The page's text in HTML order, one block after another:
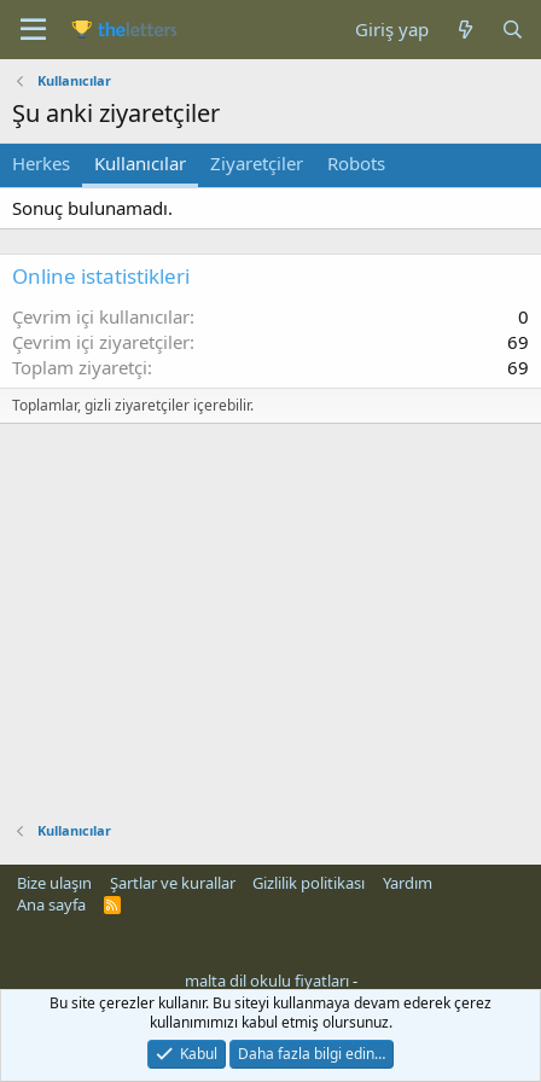
Giriş yap
Kullanıcılar
Şu anki ziyaretçiler
Herkes Kullanıcılar Ziyaretçiler
Robots
Sonuç bulunamadı.
Online istatistikleri
Çevrim içi kullanıcılar
0
Çevrim içi ziyaretçiler
69
Toplam ziyaretçi
69
Toplamlar, gizli ziyaretçiler içerebilir.
Kullanıcılar
Bize ulaşın Şartlar ve kurallar Gizlilik politikası
Yardım
Ana sayfa
R
malta dil okulu fiyatları-
Bu site çerezler kullanır. Bu siteyi kullanmaya devam ederek çerez
kullanımımızı kabul etmiş olursunuz.
Kabul
Daha fazla bilgi edin…